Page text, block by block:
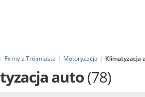
Firmy z Trójmiasta Motoryzacja Klimatyzacja
auto(78)